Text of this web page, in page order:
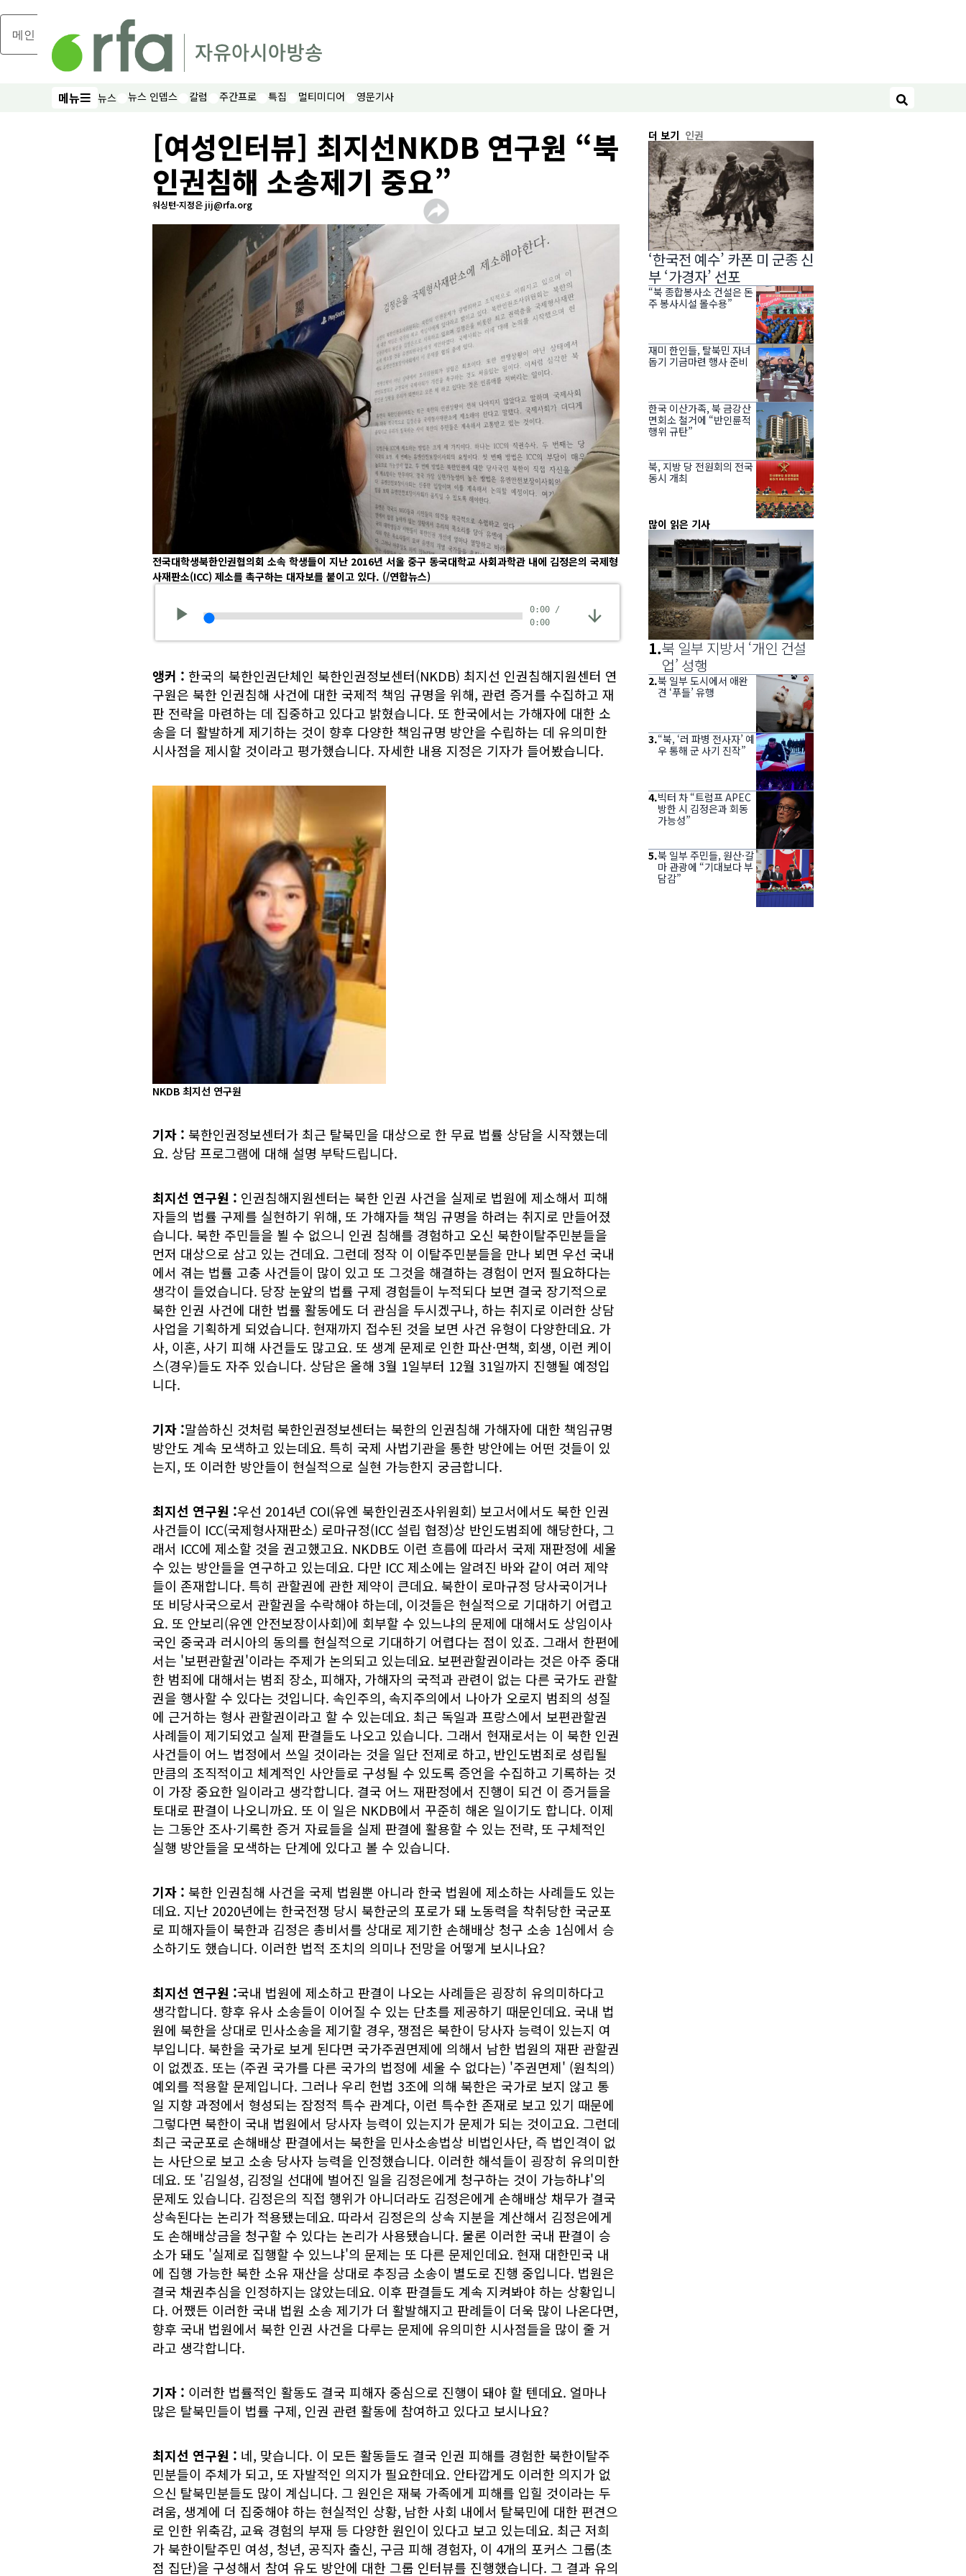
메인 콘텐츠로 건너뛰기
메뉴
메뉴 뉴스 뉴스 인뎁스 칼럼 주간프로 특집 멀티미디어 영문기사
검색
[여성인터뷰] 최지선NKDB 연구원 “북
인권침해 소송제기 중요”
워싱턴-지정은 jij@rfa.org
전국대학생북한인권협의회 소속 학생들이 지난 2016년 서울 중구 동국대학교 사회과학관 내에 김정은의 국제형
사재판소(ICC) 제소를 촉구하는 대자보를 붙이고 있다. (/연합뉴스)
0:00 /
0:00
앵커 : 한국의 북한인권단체인 북한인권정보센터(NKDB) 최지선 인권침해지원센터 연
구원은 북한 인권침해 사건에 대한 국제적 책임 규명을 위해, 관련 증거를 수집하고 재
판 전략을 마련하는 데 집중하고 있다고 밝혔습니다. 또 한국에서는 가해자에 대한 소
송을 더 활발하게 제기하는 것이 향후 다양한 책임규명 방안을 수립하는 데 유의미한
시사점을 제시할 것이라고 평가했습니다. 자세한 내용 지정은 기자가 들어봤습니다.
NKDB 최지선 연구원
기자 : 북한인권정보센터가 최근 탈북민을 대상으로 한 무료 법률 상담을 시작했는데
요. 상담 프로그램에 대해 설명 부탁드립니다.
최지선 연구원 : 인권침해지원센터는 북한 인권 사건을 실제로 법원에 제소해서 피해
자들의 법률 구제를 실현하기 위해, 또 가해자들 책임 규명을 하려는 취지로 만들어졌
습니다. 북한 주민들을 뵐 수 없으니 인권 침해를 경험하고 오신 북한이탈주민분들을
먼저 대상으로 삼고 있는 건데요. 그런데 정작 이 이탈주민분들을 만나 뵈면 우선 국내
에서 겪는 법률 고충 사건들이 많이 있고 또 그것을 해결하는 경험이 먼저 필요하다는
생각이 들었습니다. 당장 눈앞의 법률 구제 경험들이 누적되다 보면 결국 장기적으로
북한 인권 사건에 대한 법률 활동에도 더 관심을 두시겠구나, 하는 취지로 이러한 상담
사업을 기획하게 되었습니다. 현재까지 접수된 것을 보면 사건 유형이 다양한데요. 가
사, 이혼, 사기 피해 사건들도 많고요. 또 생계 문제로 인한 파산·면책, 회생, 이런 케이
스(경우)들도 자주 있습니다. 상담은 올해 3월 1일부터 12월 31일까지 진행될 예정입
니다.
기자 :말씀하신 것처럼 북한인권정보센터는 북한의 인권침해 가해자에 대한 책임규명
방안도 계속 모색하고 있는데요. 특히 국제 사법기관을 통한 방안에는 어떤 것들이 있
는지, 또 이러한 방안들이 현실적으로 실현 가능한지 궁금합니다.
최지선 연구원 :우선 2014년 COI(유엔 북한인권조사위원회) 보고서에서도 북한 인권
사건들이 ICC(국제형사재판소) 로마규정(ICC 설립 협정)상 반인도범죄에 해당한다, 그
래서 ICC에 제소할 것을 권고했고요. NKDB도 이런 흐름에 따라서 국제 재판정에 세울
수 있는 방안들을 연구하고 있는데요. 다만 ICC 제소에는 알려진 바와 같이 여러 제약
들이 존재합니다. 특히 관할권에 관한 제약이 큰데요. 북한이 로마규정 당사국이거나
또 비당사국으로서 관할권을 수락해야 하는데, 이것들은 현실적으로 기대하기 어렵고
요. 또 안보리(유엔 안전보장이사회)에 회부할 수 있느냐의 문제에 대해서도 상임이사
국인 중국과 러시아의 동의를 현실적으로 기대하기 어렵다는 점이 있죠. 그래서 한편에
서는 '보편관할권'이라는 주제가 논의되고 있는데요. 보편관할권이라는 것은 아주 중대
한 범죄에 대해서는 범죄 장소, 피해자, 가해자의 국적과 관련이 없는 다른 국가도 관할
권을 행사할 수 있다는 것입니다. 속인주의, 속지주의에서 나아가 오로지 범죄의 성질
에 근거하는 형사 관할권이라고 할 수 있는데요. 최근 독일과 프랑스에서 보편관할권
사례들이 제기되었고 실제 판결들도 나오고 있습니다. 그래서 현재로서는 이 북한 인권
사건들이 어느 법정에서 쓰일 것이라는 것을 일단 전제로 하고, 반인도범죄로 성립될
만큼의 조직적이고 체계적인 사안들로 구성될 수 있도록 증언을 수집하고 기록하는 것
이 가장 중요한 일이라고 생각합니다. 결국 어느 재판정에서 진행이 되건 이 증거들을
토대로 판결이 나오니까요. 또 이 일은 NKDB에서 꾸준히 해온 일이기도 합니다. 이제
는 그동안 조사·기록한 증거 자료들을 실제 판결에 활용할 수 있는 전략, 또 구체적인
실행 방안들을 모색하는 단계에 있다고 볼 수 있습니다.
기자 : 북한 인권침해 사건을 국제 법원뿐 아니라 한국 법원에 제소하는 사례들도 있는
데요. 지난 2020년에는 한국전쟁 당시 북한군의 포로가 돼 노동력을 착취당한 국군포
로 피해자들이 북한과 김정은 총비서를 상대로 제기한 손해배상 청구 소송 1심에서 승
소하기도 했습니다. 이러한 법적 조치의 의미나 전망을 어떻게 보시나요?
최지선 연구원 :국내 법원에 제소하고 판결이 나오는 사례들은 굉장히 유의미하다고
생각합니다. 향후 유사 소송들이 이어질 수 있는 단초를 제공하기 때문인데요. 국내 법
원에 북한을 상대로 민사소송을 제기할 경우, 쟁점은 북한이 당사자 능력이 있는지 여
부입니다. 북한을 국가로 보게 된다면 국가주권면제에 의해서 남한 법원의 재판 관할권
이 없겠죠. 또는 (주권 국가를 다른 국가의 법정에 세울 수 없다는) '주권면제' (원칙의)
예외를 적용할 문제입니다. 그러나 우리 헌법 3조에 의해 북한은 국가로 보지 않고 통
일 지향 과정에서 형성되는 잠정적 특수 관계다, 이런 특수한 존재로 보고 있기 때문에
그렇다면 북한이 국내 법원에서 당사자 능력이 있는지가 문제가 되는 것이고요. 그런데
최근 국군포로 손해배상 판결에서는 북한을 민사소송법상 비법인사단, 즉 법인격이 없
는 사단으로 보고 소송 당사자 능력을 인정했습니다. 이러한 해석들이 굉장히 유의미한
데요. 또 '김일성, 김정일 선대에 벌어진 일을 김정은에게 청구하는 것이 가능하냐'의
문제도 있습니다. 김정은의 직접 행위가 아니더라도 김정은에게 손해배상 채무가 결국
상속된다는 논리가 적용됐는데요. 따라서 김정은의 상속 지분을 계산해서 김정은에게
도 손해배상금을 청구할 수 있다는 논리가 사용됐습니다. 물론 이러한 국내 판결이 승
소가 돼도 '실제로 집행할 수 있느냐'의 문제는 또 다른 문제인데요. 현재 대한민국 내
에 집행 가능한 북한 소유 재산을 상대로 추징금 소송이 별도로 진행 중입니다. 법원은
결국 채권추심을 인정하지는 않았는데요. 이후 판결들도 계속 지켜봐야 하는 상황입니
다. 어쨌든 이러한 국내 법원 소송 제기가 더 활발해지고 판례들이 더욱 많이 나온다면,
향후 국내 법원에서 북한 인권 사건을 다루는 문제에 유의미한 시사점들을 많이 줄 거
라고 생각합니다.
기자 : 이러한 법률적인 활동도 결국 피해자 중심으로 진행이 돼야 할 텐데요. 얼마나
많은 탈북민들이 법률 구제, 인권 관련 활동에 참여하고 있다고 보시나요?
최지선 연구원 : 네, 맞습니다. 이 모든 활동들도 결국 인권 피해를 경험한 북한이탈주
민분들이 주체가 되고, 또 자발적인 의지가 필요한데요. 안타깝게도 이러한 의지가 없
으신 탈북민분들도 많이 계십니다. 그 원인은 재북 가족에게 피해를 입힐 것이라는 두
려움, 생계에 더 집중해야 하는 현실적인 상황, 남한 사회 내에서 탈북민에 대한 편견으
로 인한 위축감, 교육 경험의 부재 등 다양한 원인이 있다고 보고 있는데요. 최근 저희
가 북한이탈주민 여성, 청년, 공직자 출신, 구금 피해 경험자, 이 4개의 포커스 그룹(초
점 집단)을 구성해서 참여 유도 방안에 대한 그룹 인터뷰를 진행했습니다. 그 결과 유의
더 보기 인권
‘한국전 예수’ 카폰 미 군종 신
부 ‘가경자’ 선포
“북 종합봉사소 건설은 돈
주 봉사시설 몰수용”
재미 한인들, 탈북민 자녀
돕기 기금마련 행사 준비
한국 이산가족, 북 금강산
면회소 철거에 “반인륜적
행위 규탄”
북, 지방 당 전원회의 전국
동시 개최
많이 읽은 기사
1.북 일부 지방서 ‘개인 건설
업’ 성행
2.북 일부 도시에서 애완
견 ‘푸들’ 유행
3.“북, ‘러 파병 전사자’ 예
우 통해 군 사기 진작”
4.빅터 차 “트럼프 APEC
방한 시 김정은과 회동
가능성”
5.북 일부 주민들, 원산·갈
마 관광에 “기대보다 부
담감”